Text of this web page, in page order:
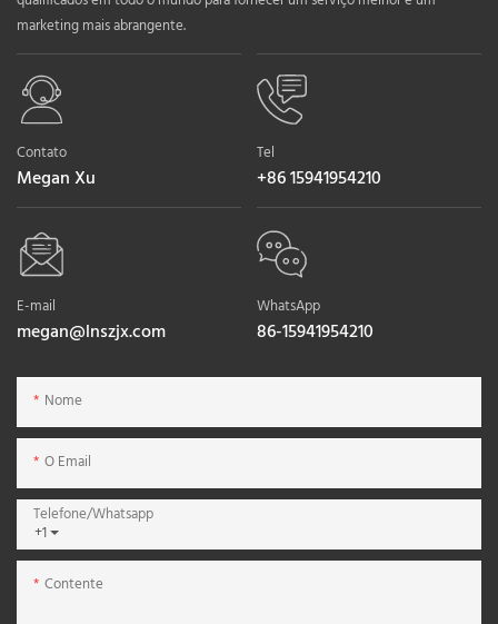
marketing mais abrangente.
Contato
Megan Xu
Tel
+86 15941954210
E-mail
megan@lnszjx.com
WhatsApp
86-15941954210
Nome
O Email
+1
Telefone/whatsapp
Contente